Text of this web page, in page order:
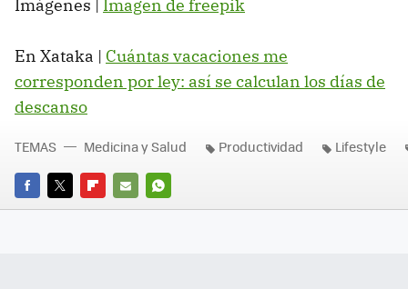
Imágenes | Imagen de freepik
En Xataka | Cuántas vacaciones me
corresponden por ley: así se calculan los días de
descanso
FACEBOOK
TWITTERFLIPBOARD
E-
WHATSAPP
TEMAS Medicina y Salud Productividad Lifestyle